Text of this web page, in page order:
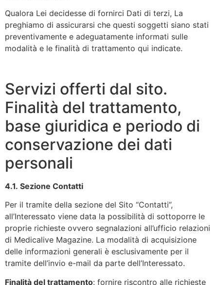
Qualora Lei decidesse di fornirci Dati di terzi, La
preghiamo di assicurarsi che questi soggetti siano stati
preventivamente e adeguatamente informati sulle
modalità e le finalità di trattamento qui indicate.
Servizi offerti dal sito.
Finalità del trattamento,
base giuridica e periodo di
conservazione dei dati
personali
4.1. Sezione Contatti
Per il tramite della sezione del Sito “Contatti”,
all’Interessato viene data la possibilità di sottoporre le
proprie richieste ovvero segnalazioni all’ufficio relazioni
di Medicalive Magazine. La modalità di acquisizione
delle informazioni generali è esclusivamente per il
tramite dell’invio e-mail da parte dell’Interessato.
Finalità del trattamento: fornire riscontro alle richieste